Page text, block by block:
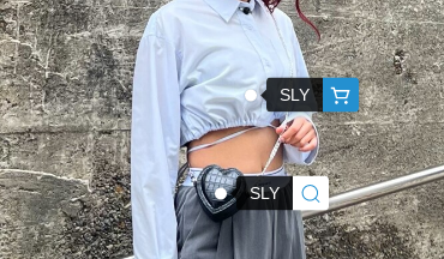
SLY
SLY